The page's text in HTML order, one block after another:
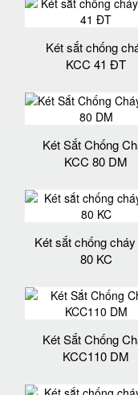
Két sắt chống
KCC 41 ĐT
Két Sắt Chống
KCC 80 DM
Két sắt chống
80 KC
Két Sắt Chống
KCC110 DM